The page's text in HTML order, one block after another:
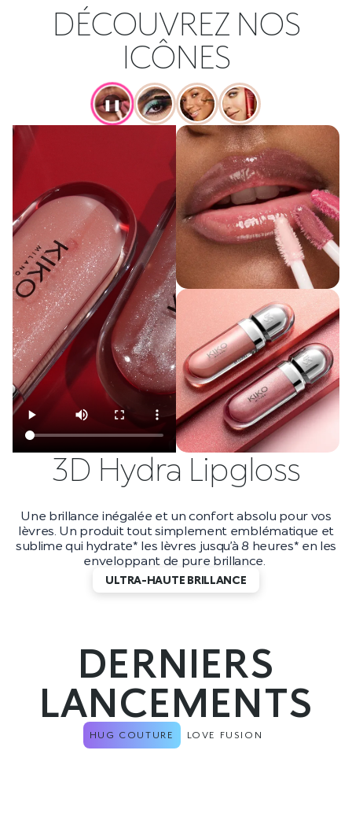
DÉCOUVREZ NOS
ICÔNES
❚❚
3D Hydra Lipgloss
Une brillance inégalée et un confort absolu pour vos
lèvres. Un produit tout simplement emblématique et
sublime qui hydrate* les lèvres jusqu’à 8 heures* en les
enveloppant de pure brillance.
ULTRA-HAUTE BRILLANCE
DERNIERS
LANCEMENTS
HUG COUTURE LOVE FUSION